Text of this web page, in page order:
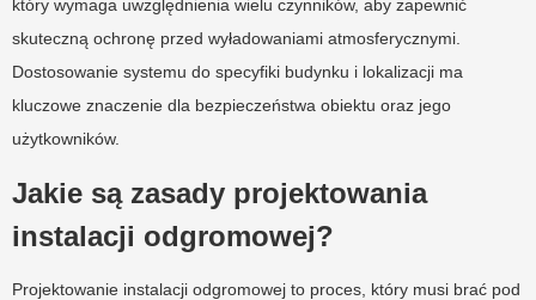
który wymaga uwzględnienia wielu czynników, aby zapewnić
skuteczną ochronę przed wyładowaniami atmosferycznymi.
Dostosowanie systemu do specyfiki budynku i lokalizacji ma
kluczowe znaczenie dla bezpieczeństwa obiektu oraz jego
użytkowników.
Jakie są zasady projektowania
instalacji odgromowej?
Projektowanie instalacji odgromowej to proces, który musi brać pod